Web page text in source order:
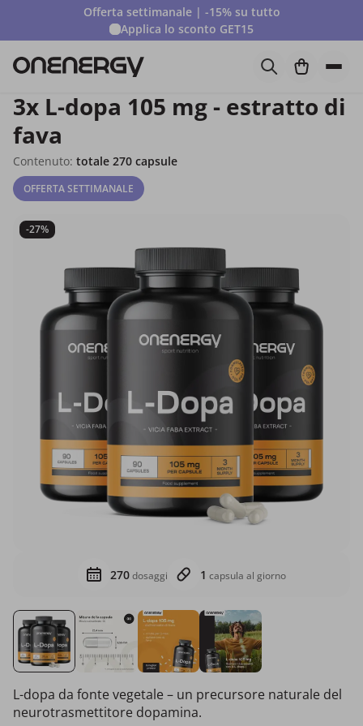
Offerta settimanale | -15% su tutto
Applica lo sconto GET15
3x L-dopa 105 mg - estratto di
fava
Contenuto: totale 270 capsule
OFFERTA SETTIMANALE
-27%
270dosaggi 1 capsula al giorno
L-dopa da fonte vegetale – un precursore naturale del
neurotrasmettitore dopamina.